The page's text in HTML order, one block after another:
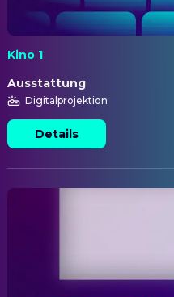
Kino 1
Ausstattung
Digitalprojektion
Details